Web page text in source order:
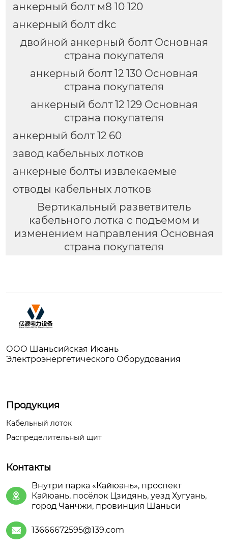
анкерный болт м8 10 120
анкерный болт dkc
двойной анкерный болт Основная
страна покупателя
анкерный болт 12 130 Основная
страна покупателя
анкерный болт 12 129 Основная
страна покупателя
анкерный болт 12 60
завод кабельных лотков
анкерные болты извлекаемые
отводы кабельных лотков
Вертикальный разветвитель
кабельного лотка с подъемом и
изменением направления Основная
страна покупателя
ООО Шаньсийская Июань
Электроэнергетического Оборудования
Продукция
Кабельный лоток
Распределительный щит
Контакты

Внутри парка «Кайюань», проспект
Кайюань, посёлок Цзидянь, уезд Хугуань,
город Чанчжи, провинция Шаньси
 13666672595@139.com